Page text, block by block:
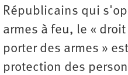
Républicains qui
armes à feu, le «
porter des armes »
protection des